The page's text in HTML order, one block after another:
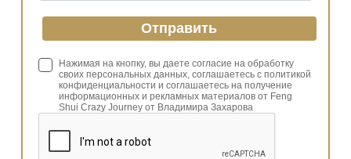
Нажимая на кнопку, вы даете согласие на обработку
своих персональных данных, соглашаетесь с политикой
конфиденциальности и соглашаетесь на получение
информационных и рекламных материалов от Feng
Shui Crazy Journey от Владимира Захарова